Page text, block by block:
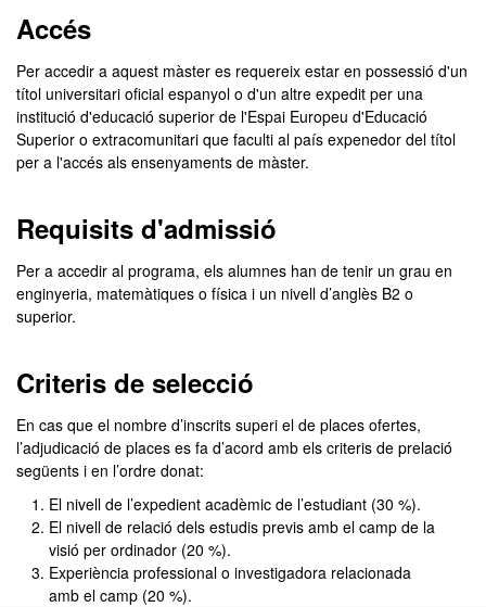
Accés
Per accedir a aquest màster es requereix estar en possessió d'un
títol universitari oficial espanyol o d'un altre expedit per una
institució d'educació superior de l'Espai Europeu d'Educació
Superior o extracomunitari que faculti al país expenedor del títol
per a l'accés als ensenyaments de màster.
Requisits d'admissió
Per a accedir al programa, els alumnes han de tenir un grau en
enginyeria, matemàtiques o física i un nivell d’anglès B2 o
superior.
Criteris de selecció
En cas que el nombre d’inscrits superi el de places ofertes,
l’adjudicació de places es fa d’acord amb els criteris de prelació
següents i en l’ordre donat:
El nivell de l’expedient acadèmic de l’estudiant (30 %).
El nivell de relació dels estudis previs amb el camp de la
visió per ordinador (20 %).
Experiència professional o investigadora relacionada
amb el camp (20 %).